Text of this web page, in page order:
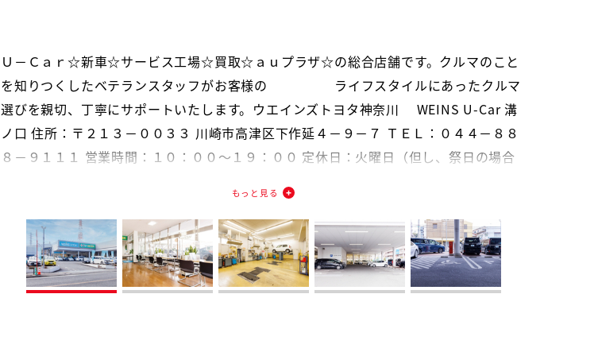
Ｕ－Ｃａｒ☆新車☆サービス工場☆買取☆ａｕプラザ☆の総合店舗です。クルマのこと
を知りつくしたベテランスタッフがお客様の ライフスタイルにあったクルマ
選びを親切、丁寧にサポートいたします。ウエインズトヨタ神奈川 WEINS U-Car 溝
ノ口 住所：〒２１３－００３３ 川崎市高津区下作延４－９－７ ＴＥＬ：０４４－８８
８－９１１１ 営業時間：１０：００～１９：００ 定休日：火曜日（但し、祭日の場合
もっと見る
ご購入後のアフターサービスもお任せください。 ドリンクを召し上がりながらメカニッ
クの作業を是非、ご覧ください。 最新の技術で点検いたします。
新車店舗の整備工場併設です。